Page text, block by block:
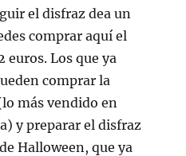
el disfraz dea un
comprar aquí el
Los que ya
comprar la
más vendido en
y preparar el disfraz
Halloween, que ya